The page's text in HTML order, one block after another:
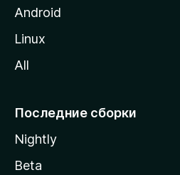
M
i
l
Android
Linux
All
Последние сборки
Nightly
Beta